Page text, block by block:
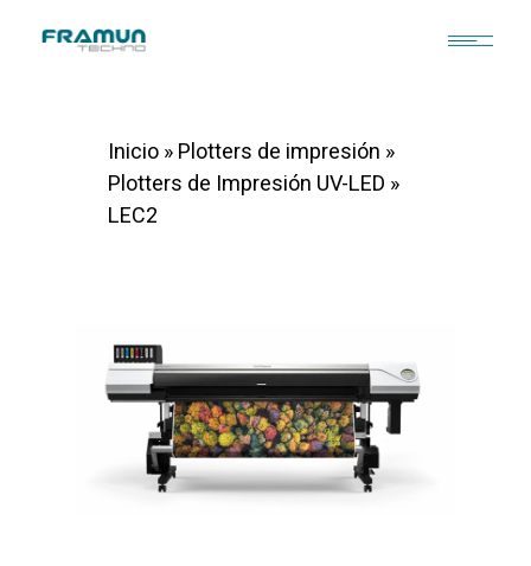
Inicio»Plotters de impresión »
Plotters de Impresión UV-LED »
LEC2